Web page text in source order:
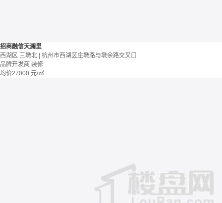
招商融信天澜里
西湖区 三墩北 | 杭州市西湖区庄墩路与墩余路交叉口
品牌开发商 装修
均价27000 元/㎡